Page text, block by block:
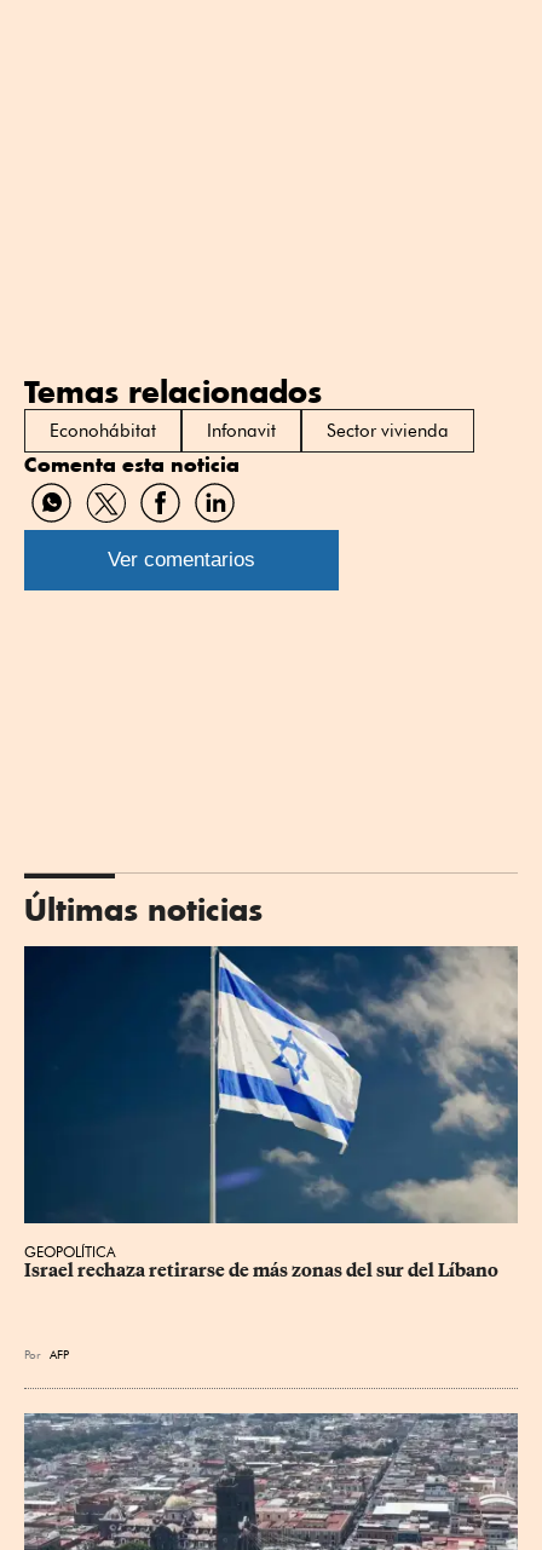
Temas relacionados
Econohábitat Infonavit Sector vivienda
Comenta esta noticia
Compartir
por
WhatsApp
Compartir
por
Twitter
Compartir
por
Facebook
Compartir
por
Linkedin
Ver comentarios
Últimas noticias
GEOPOLÍTICA
Israel rechaza retirarse de más zonas del sur del Líbano
Por AFP